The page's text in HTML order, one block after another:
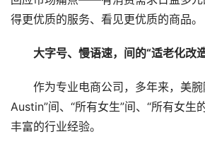
得更优质的服务、看见更优质的商品。
大字号、慢语速，间的“适老化改
作为专业电商公司，多年来，美腕
Austin”间、“所有女生”间、“所有女生
丰富的行业经验。